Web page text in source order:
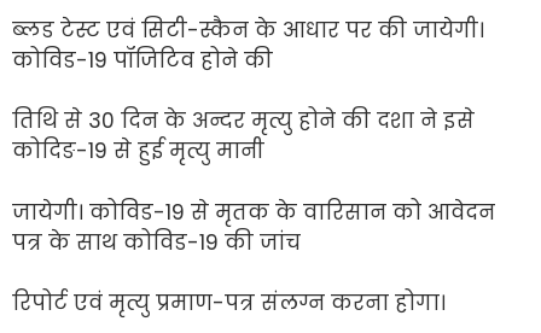
ब्लड टेस्ट एवं सिटी-स्कैन के आधार पर की जायेगी।
कोविड-19 पॉजिटिव होने की
तिथि से 30 दिन के अन्दर मृत्यु होने की दशा ने इसे
कोदिङ-19 से हुई मृत्यु मानी
जायेगी। कोविड-19 से मृतक के वारिसान को आवेदन
पत्र के साथ कोविड-19 की जांच
रिपोर्ट एवं मृत्यु प्रमाण-पत्र संलग्न करना होगा।